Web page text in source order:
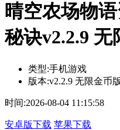
晴空农场物
秘诀v2.2.9 无
类型:手机游戏
版本:v2.2.9 无限金币版
时间:2026-08-04 11:15:58
安卓版下载 苹果下载